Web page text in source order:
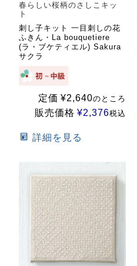
春らしい桜柄のさしこキッ
ト
刺し子キット 一目刺しの花
ふきん・La bouquetiere
(ラ・ブケティエル) Sakura
サクラ
定価 ¥2,640のところ
販売価格 ¥2,376税込
詳細を見る